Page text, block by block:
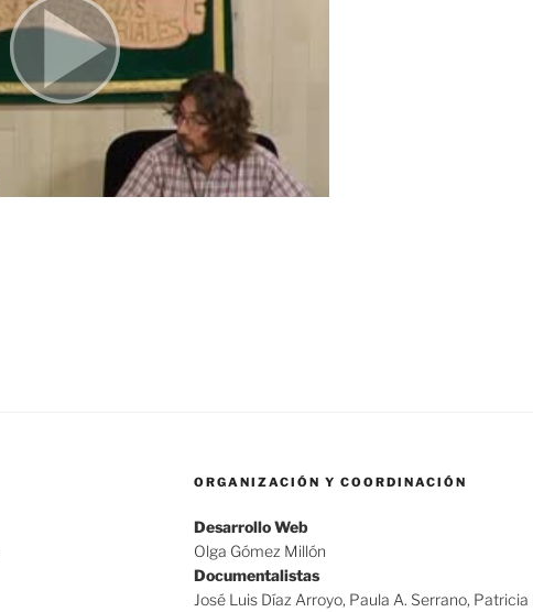
ORGANIZACIÓN Y COORDINACIÓN
Desarrollo Web
Olga Gómez Millón
Documentalistas
José Luis Díaz Arroyo, Paula A. Serrano,